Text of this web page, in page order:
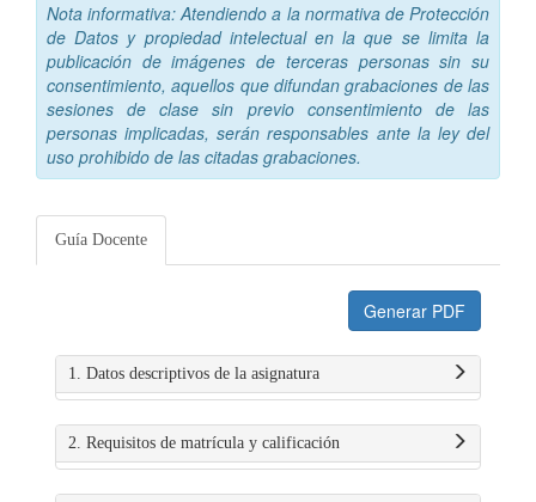
Nota informativa: Atendiendo a la normativa de Protección
de Datos y propiedad intelectual en la que se limita la
publicación de imágenes de terceras personas sin su
consentimiento, aquellos que difundan grabaciones de las
sesiones de clase sin previo consentimiento de las
personas implicadas, serán responsables ante la ley del
uso prohibido de las citadas grabaciones.
Guía Docente
Generar PDF
1. Datos descriptivos de la asignatura
2. Requisitos de matrícula y calificación